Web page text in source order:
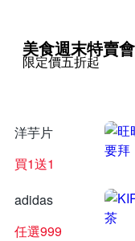
美食週末特賣會
限定價五折起
洋芋片
買1送1
adidas
任選999